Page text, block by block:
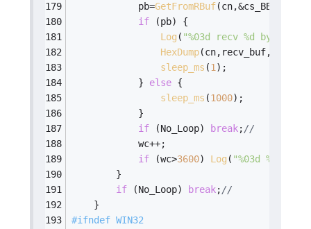
            pb=
GetFromRBuf
if (pb) {
Log ( "%03d recv %d bytes\n"
HexDump(cn,recv_buf,pb);
sleep_ms (1);
            }
else {
sleep_ms (1000);
            }
if (No_Loop) break;//
            wc++;
if (wc>3600) Log ( "%03d
        }
if (No_Loop) break;//
    }
#ifndef WIN32